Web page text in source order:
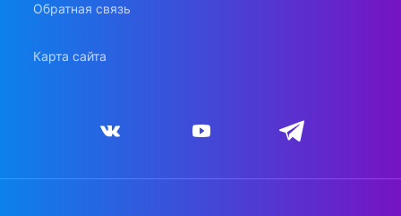
Обратная связь
Карта сайта